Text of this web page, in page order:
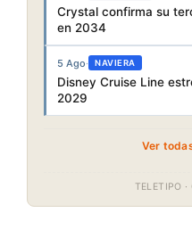
Crystal confirma su
en 2034
5 Ago· NAVIERA
Disney Cruise Line
2029
Ver
TELETIPO